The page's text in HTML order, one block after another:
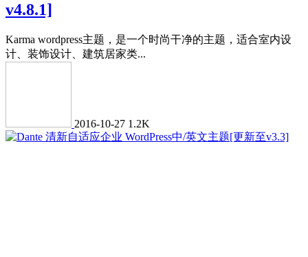
v4.8.1]
Karma wordpress主题，是一个时尚干净的主题，适合室内设
计、装饰设计、建筑居家类...
2016-10-27 1.2K